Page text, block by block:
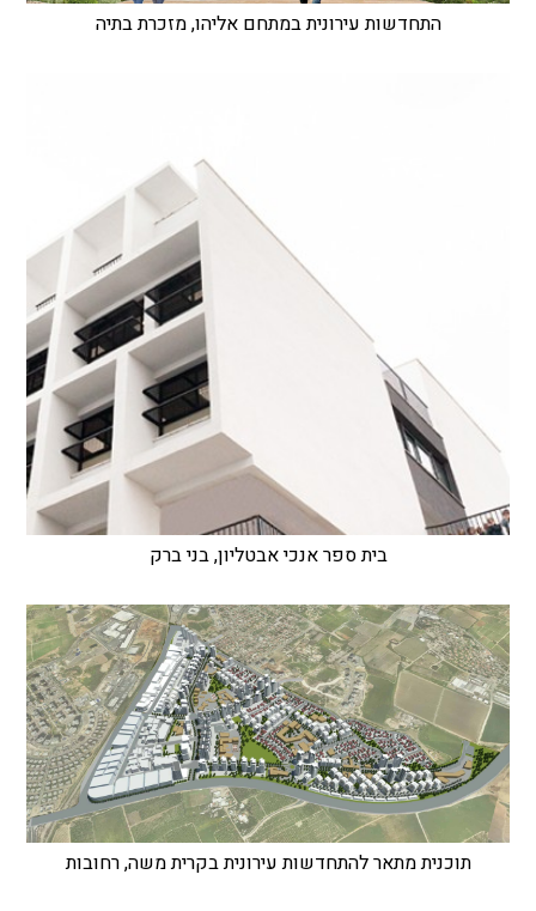
התחדשות עירונית במתחם אליהו, מזכרת בתיה
בית ספר אנכי אבטליון, בני ברק
תוכנית מתאר להתחדשות עירונית בקרית משה, רחובות